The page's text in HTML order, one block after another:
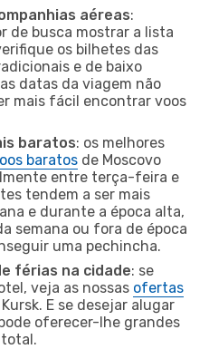
aéreas:
de busca mostrar a lista
os bilhetes das
e de baixo
datas da viagem não
mais fácil encontrar voos
baratos: os melhores
baratos de Moscovo
entre terça-feira e
tendem a ser mais
e durante a época alta,
semana ou fora de época
uma pechincha.
férias na cidade: se
veja as nossas ofertas
E se desejar alugar
oferecer-lhe grandes